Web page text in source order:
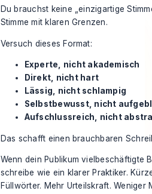
Du brauchst keine „einzigartige
Stimme mit klaren Grenzen.
Versuch dieses Format:
Experte, nicht akademisch
Direkt, nicht hart
Lässig, nicht schlampig
Selbstbewusst, nicht
Aufschlussreich, nicht
Das schafft einen brauchbaren
Wenn dein Publikum vielbeschäftigte
schreibe wie ein klarer Praktiker.
Füllwörter. Mehr Urteilskraft. Weniger